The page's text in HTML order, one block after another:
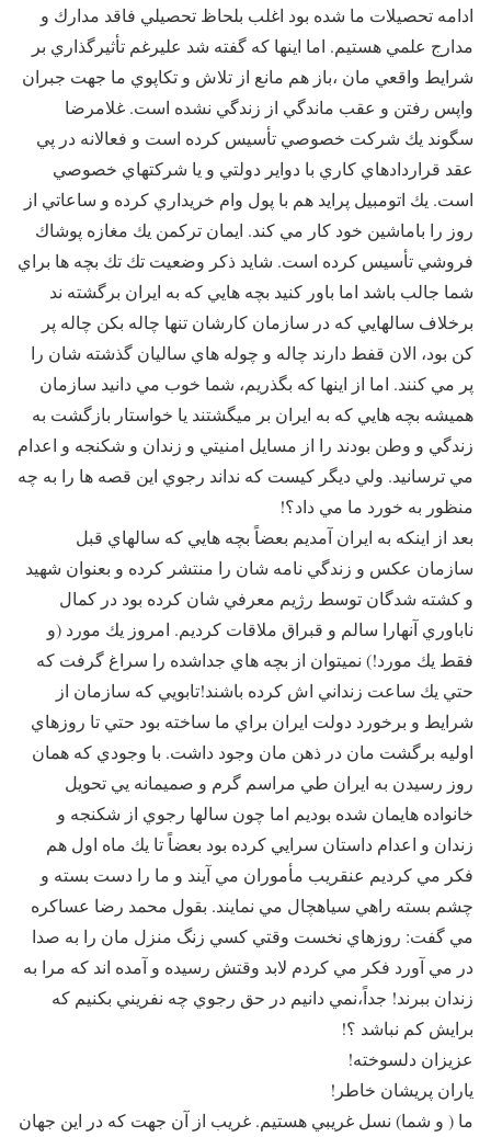
ادامه تحصيلات ما شده بود اغلب بلحاظ تحصيلي فاقد مدارك و
مدارج علمي هستيم. اما اينها كه گفته شد عليرغم تأثيرگذاري بر
شرايط واقعي مان ،‌باز هم مانع از تلاش و تكاپوي ما جهت جبران
واپس رفتن و عقب ماندگي از زندگي نشده است. غلامرضا
سگوند يك شركت خصوصي تأسيس كرده است و فعالانه در پي
عقد قراردادهاي كاري با دواير دولتي و يا شركتهاي خصوصي
است. يك اتومبيل پرايد هم با پول وام خريداري كرده و ساعاتي از
روز را باماشين خود كار مي كند. ايمان تركمن يك مغازه پوشاك
فروشي تأسيس كرده است. شايد ذكر وضعيت تك تك بچه ها براي
شما جالب باشد اما باور كنيد بچه هايي كه به ايران برگشته ند
برخلاف سالهايي كه در سازمان كارشان تنها ‌چاله بكن چاله پر
كن‌ بود، الان قفط دارند چاله و چوله هاي ساليان گذشته شان را
پر مي كنند. اما از اينها كه بگذريم، شما خوب مي دانيد سازمان
هميشه بچه هايي كه به ايران بر ميگشتند يا خواستار بازگشت به
زندگي و وطن بودند را از مسايل امنيتي و زندان و شكنجه و اعدام
مي ترسانيد. ولي ديگر كيست كه نداند رجوي اين قصه ها را به چه
منظور به خورد ما مي داد؟!
بعد از اينكه به ايران آمديم بعضاً بچه هايي كه سالهاي قبل
سازمان عكس و زندگي نامه شان را منتشر كرده و بعنوان شهيد
و كشته شدگان توسط رژيم معرفي شان كرده بود در كمال
ناباوري آنهارا سالم و قبراق ملاقات كرديم. امروز يك مورد (‌و
فقط يك مورد!)‌ نميتوان از بچه هاي جداشده را سراغ گرفت كه
حتي يك ساعت زنداني اش كرده باشند!‌تابويي كه سازمان از
شرايط و برخورد دولت ايران براي ما ساخته بود حتي تا روزهاي
اوليه برگشت مان در ذهن مان وجود داشت. با وجودي كه همان
روز رسيدن به ايران طي مراسم گرم و صميمانه يي تحويل
خانواده هايمان شده بوديم اما چون سالها رجوي از شكنجه و
زندان و اعدام داستان سرايي كرده بود بعضاً‌ تا يك ماه اول هم
فكر مي كرديم عنقريب مأموران مي آيند و ما را دست بسته و
چشم بسته راهي سياهچال مي نمايند. بقول محمد رضا عساكره
مي گفت: روزهاي نخست وقتي كسي زنگ منزل مان را به صدا
در مي آورد فكر مي كردم لابد وقتش رسيده و آمده اند كه مرا به
زندان ببرند! جداً‌،نمي دانيم در حق رجوي چه نفريني بكنيم كه
برايش كم نباشد ؟!
عزيزان دلسوخته!
ياران پريشان خاطر!
ما ( و شما) نسل غريبي هستيم. غريب از آن جهت كه در اين جهان